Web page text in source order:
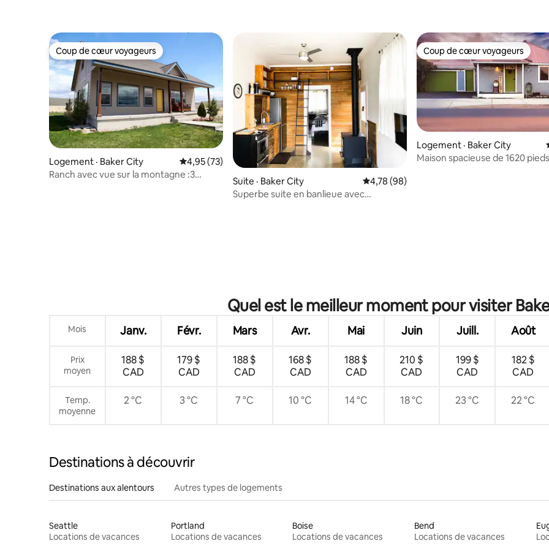
Coup de cœur voyageurs
Coup de cœur voyageurs
Logement · Baker City Note moyenne de 4,95 sur 5, 73 commentaires
4,95 (73)
Ranch avec vue sur la montagne :3
Suite · Baker City Note moyenne de 4,78 sur 5, 98
4,78 (98)
Superbe suite en banlieue avec
Coup de cœur voyageurs
Coup de cœur voyageurs
Logement · Baker City
Maison spacieuse de 1620
Quel est le meilleur moment pour visiter
Mois Janv. Févr. Mars Avr. Mai Juin Juill. Août
Prix
moyen
188 $
CAD
179 $
CAD
188 $
CAD
168 $
CAD
188 $
CAD
210 $
CAD
199 $
CAD
182 $
CAD
Temp.
moyenne
2 °C 3 °C 7 °C 10 °C 14 °C 18 °C 23 °C 22 °C
Destinations à découvrir
Destinations aux alentours Autres types de logements
Seattle
Locations de vacances
Portland
Locations de vacances
Boise
Locations de vacances
Bend
Locations de vacances